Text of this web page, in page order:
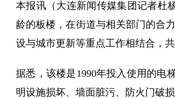
本报讯（大连新闻传媒集团记者杜
龄的板楼，在街道与相关部门的合
设与城市更新等重点工作相结合，
据悉，该楼是1990年投入使用的电
明设施损坏、墙面脏污、防火门破